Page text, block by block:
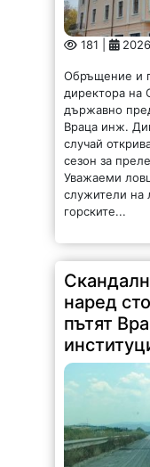
181 |
Обръщение и
директора на
държавно
Враца инж.
случай
сезон за
Уважаеми
служители на
горските...
наред
пътят